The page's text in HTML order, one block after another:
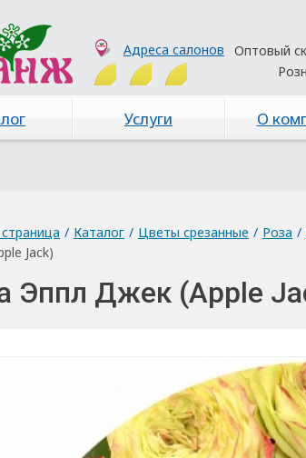
Адреса салонов Оптовый
Услуги О
/ Каталог / Цветы срезанные / Роза /
Jack)
Эппл Джек (Apple